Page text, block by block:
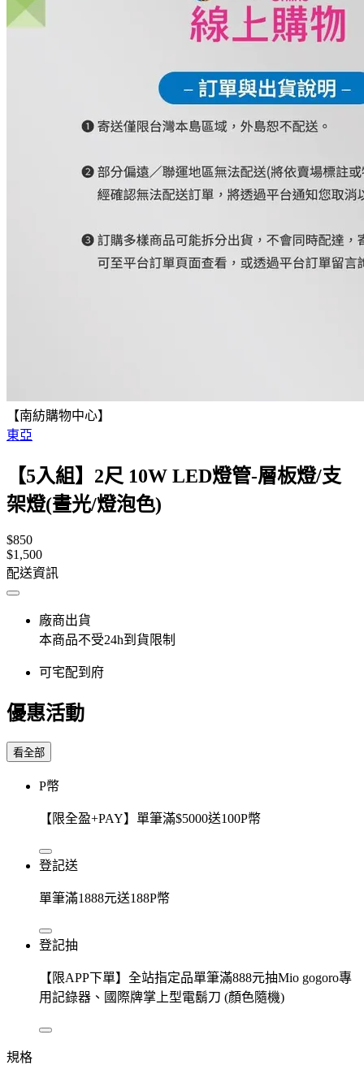
【南紡購物中心】
東亞
【5入組】2尺 10W LED燈管-層板燈/支
架燈(晝光/燈泡色)
$850
$1,500
配送資訊
廠商出貨
本商品不受24h到貨限制
可宅配到府
優惠活動
看全部
P幣
【限全盈+PAY】單筆滿$5000送100P幣
登記送
單筆滿1888元送188P幣
登記抽
【限APP下單】全站指定品單筆滿888元抽Mio gogoro專
用記錄器、國際牌掌上型電鬍刀 (顏色隨機)
規格